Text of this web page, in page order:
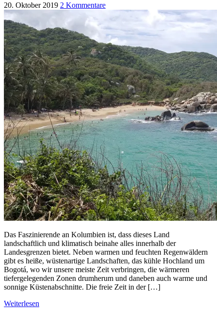
20. Oktober 2019 2 Kommentare
Das Faszinierende an Kolumbien ist, dass dieses Land
landschaftlich und klimatisch beinahe alles innerhalb der
Landesgrenzen bietet. Neben warmen und feuchten Regenwäldern
gibt es heiße, wüstenartige Landschaften, das kühle Hochland um
Bogotá, wo wir unsere meiste Zeit verbringen, die wärmeren
tiefergelegenden Zonen drumherum und daneben auch warme und
sonnige Küstenabschnitte. Die freie Zeit in der […]
Weiterlesen